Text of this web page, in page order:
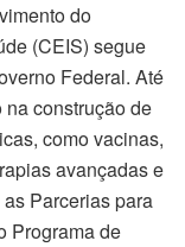
do
(CEIS) segue
Federal. Até
construção de
como vacinas,
avançadas e
Parcerias para
Programa de